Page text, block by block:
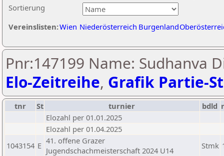
Sortierung
Vereinslisten:Wien Niederösterreich Burgenland
Pnr:147199 Name: Sudhanva
Elo-Zeitreihe, Grafik Partie-
tnr St turnier bdld
Elozahl per 01.01.2025
Elozahl per 01.04.2025
1043154 E 41. offene Grazer
Jugendschachmeisterschaft 2024 U14
Stmk